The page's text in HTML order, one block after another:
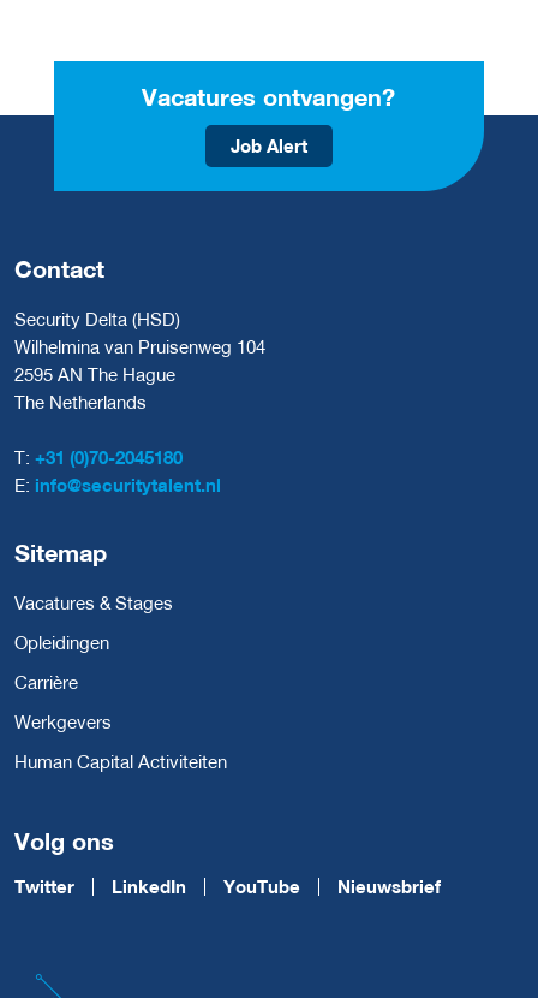
Vacatures ontvangen?
Job Alert
Contact
Security Delta (HSD)
Wilhelmina van Pruisenweg 104
2595 AN The Hague
The Netherlands
T: +31 (0)70-2045180
E: info@securitytalent.nl
Sitemap
Vacatures & Stages
Opleidingen
Carrière
Werkgevers
Human Capital Activiteiten
Volg ons
Twitter LinkedIn YouTube Nieuwsbrief